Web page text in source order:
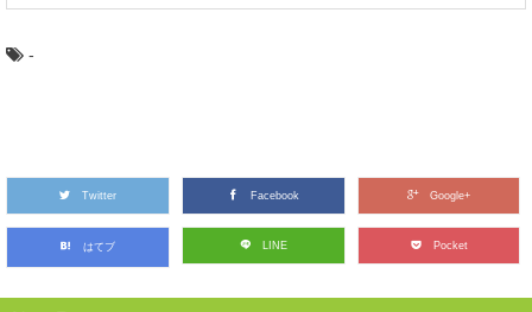
椿の森と火山の絶景！伊豆大島の見どころま
その特徴と物語～
日本人なら知っておきたい日本の木材をご紹介するシリ
ーズ。 今回は、日本の広葉樹の代表格とも言える「...
無垢材と新建材の違いは？フローリングで比
-
Twitter Facebook Google+
はてブ LINE Pocket